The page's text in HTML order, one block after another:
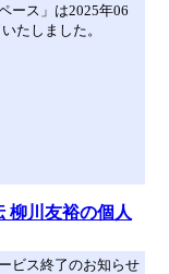
ース」は2025年06
たしました。
柳川友裕の個人
ビス終了のお知らせ